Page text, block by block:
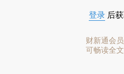
登录 后
财新通会员
可畅读全文